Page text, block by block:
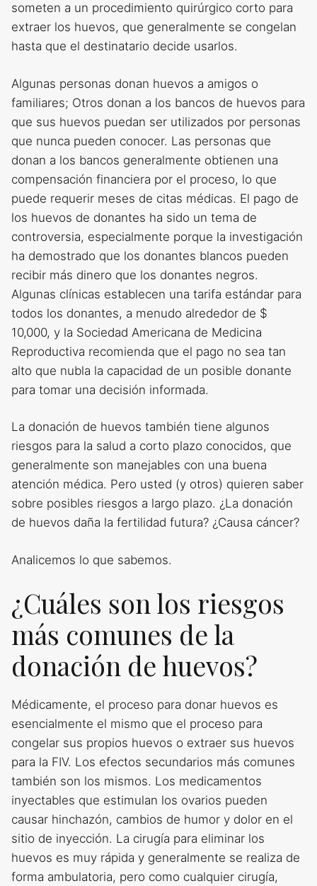
someten a un procedimiento quirúrgico corto para
extraer los huevos, que generalmente se congelan
hasta que el destinatario decide usarlos.
Algunas personas donan huevos a amigos o
familiares; Otros donan a los bancos de huevos para
que sus huevos puedan ser utilizados por personas
que nunca pueden conocer. Las personas que
donan a los bancos generalmente obtienen una
compensación financiera por el proceso, lo que
puede requerir meses de citas médicas. El pago de
los huevos de donantes ha sido un tema de
controversia, especialmente porque la investigación
ha demostrado que los donantes blancos pueden
recibir más dinero que los donantes negros.
Algunas clínicas establecen una tarifa estándar para
todos los donantes, a menudo alrededor de $
10,000, y la Sociedad Americana de Medicina
Reproductiva recomienda que el pago no sea tan
alto que nubla la capacidad de un posible donante
para tomar una decisión informada.
La donación de huevos también tiene algunos
riesgos para la salud a corto plazo conocidos, que
generalmente son manejables con una buena
atención médica. Pero usted (y otros) quieren saber
sobre posibles riesgos a largo plazo. ¿La donación
de huevos daña la fertilidad futura? ¿Causa cáncer?
Analicemos lo que sabemos.
¿Cuáles son los riesgos
más comunes de la
donación de huevos?
Médicamente, el proceso para donar huevos es
esencialmente el mismo que el proceso para
congelar sus propios huevos o extraer sus huevos
para la FIV. Los efectos secundarios más comunes
también son los mismos. Los medicamentos
inyectables que estimulan los ovarios pueden
causar hinchazón, cambios de humor y dolor en el
sitio de inyección. La cirugía para eliminar los
huevos es muy rápida y generalmente se realiza de
forma ambulatoria, pero como cualquier cirugía,